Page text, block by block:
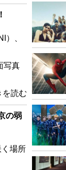
、
写真
を読む
の弱
場所